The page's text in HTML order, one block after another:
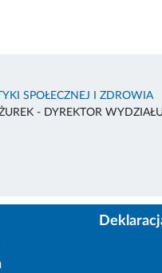
SPOŁECZNEJ I ZDROWIA
- DYREKTOR